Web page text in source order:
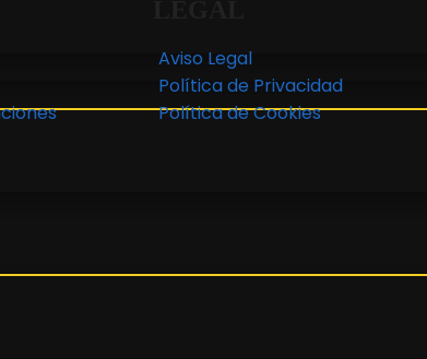
Aviso Legal
Política de Privacidad
Política de Cookies